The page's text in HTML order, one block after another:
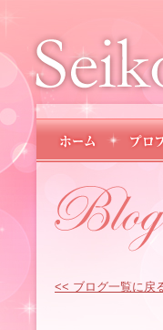
<< ブログ一覧に戻